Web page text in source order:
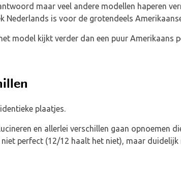
maar veel andere modellen haperen
Nederlands is voor de grotendeels
model kijkt verder dan een puur Amerikaans
plaatjes.
en allerlei verschillen gaan opnoemen
niet perfect (12/12 haalt het niet), maar duidelijk